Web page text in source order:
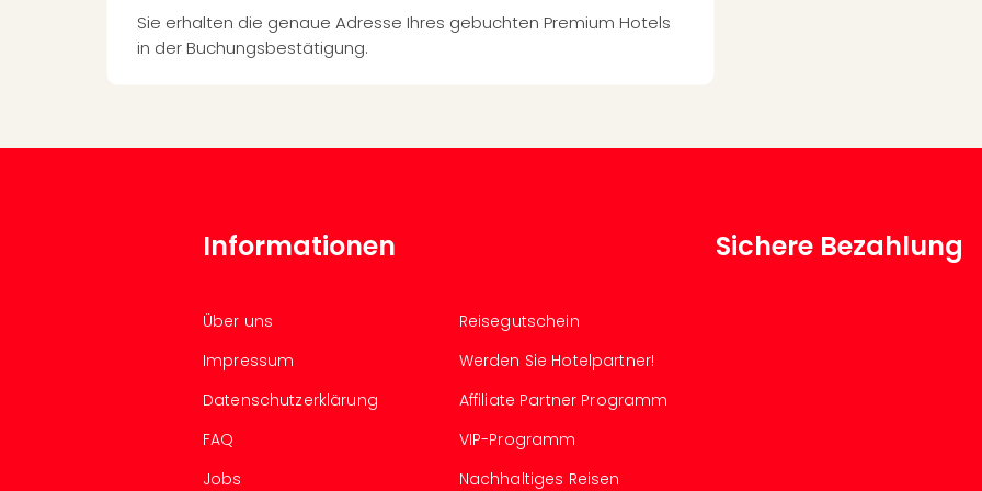
Sie erhalten die genaue Adresse Ihres gebuchten Premium Hotels
in der Buchungsbestätigung.
Informationen
Über uns
Impressum
Datenschutzerklärung
FAQ
Jobs
Reisegutschein
Werden Sie Hotelpartner!
Affiliate Partner Programm
VIP-Programm
Nachhaltiges Reisen
Sichere Bezahlung